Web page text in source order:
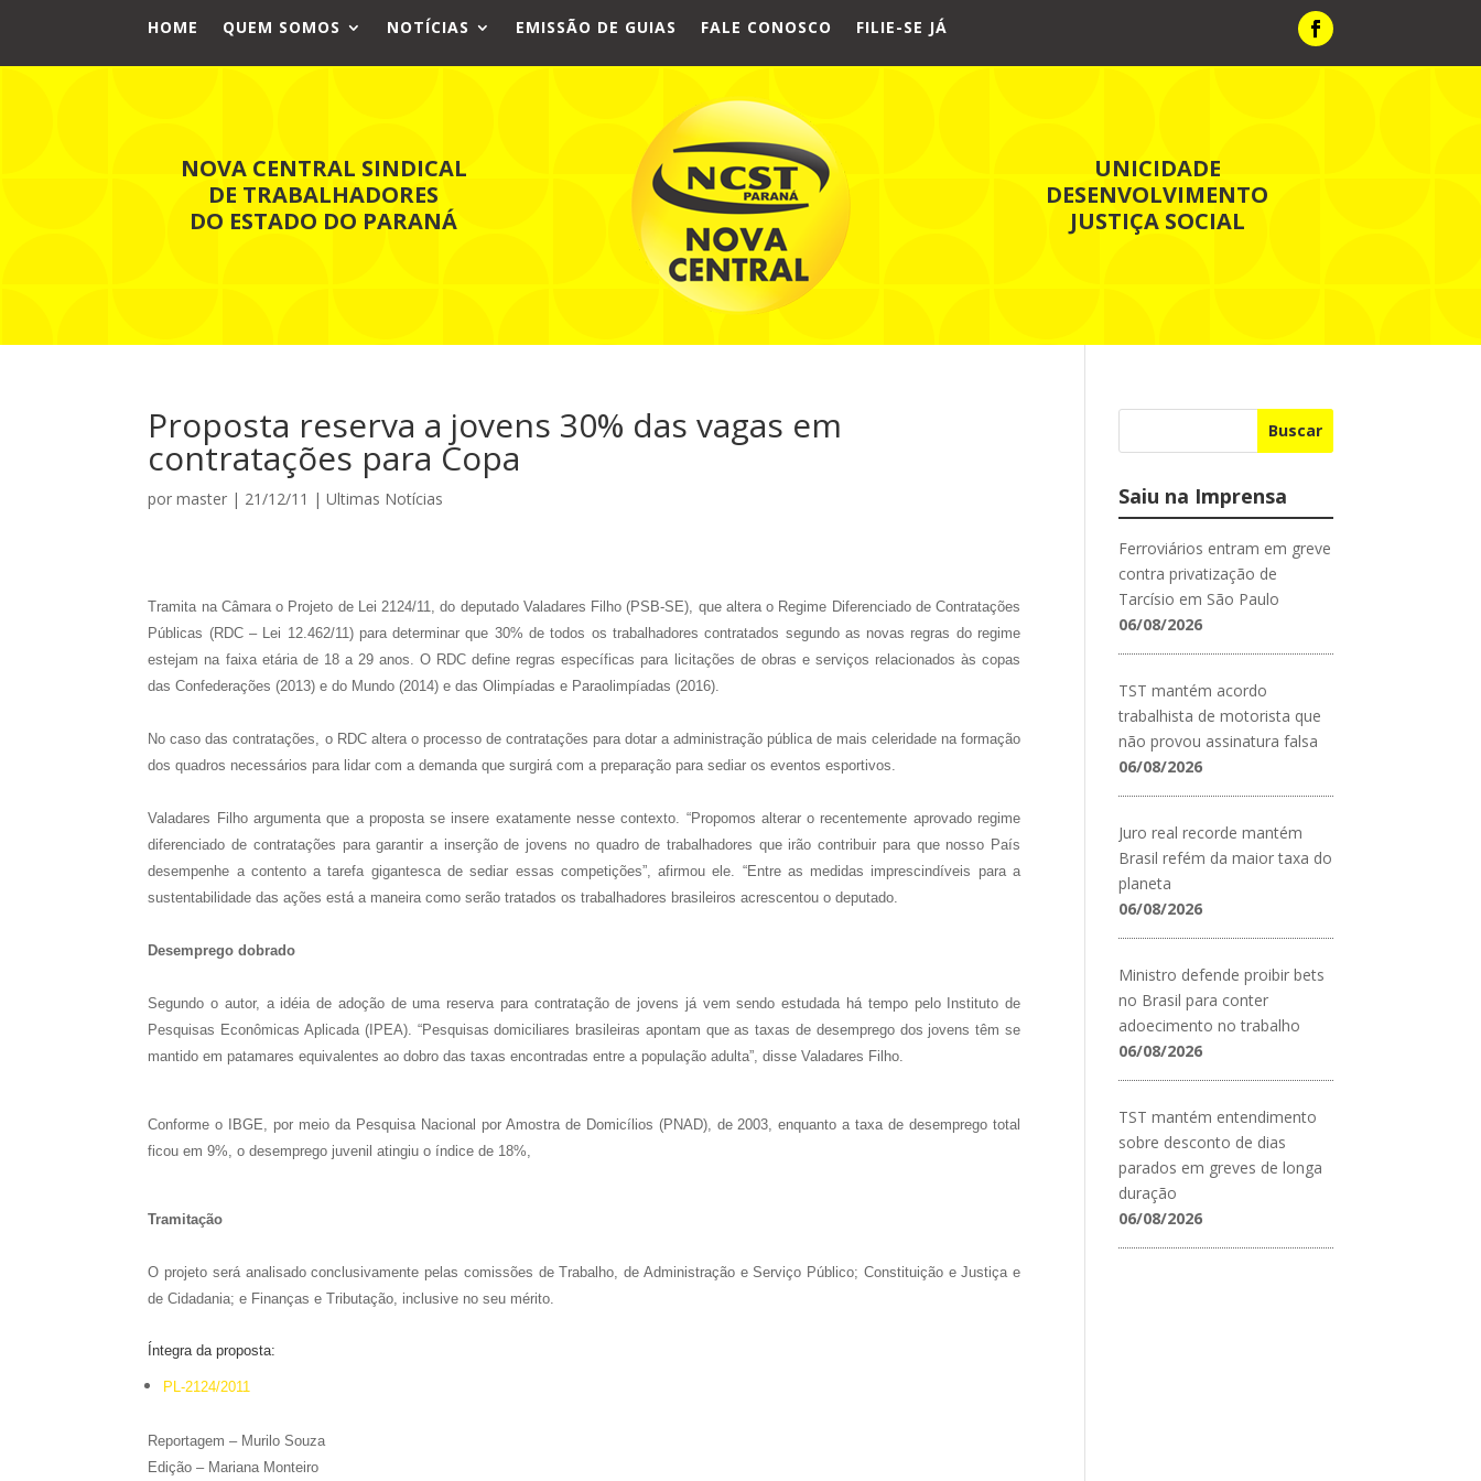
HOME QUEM SOMOS NOTÍCIAS EMISSÃO DE GUIAS FALE CONOSCO FILIE-SE JÁ
NOVA CENTRAL SINDICAL
DE TRABALHADORES
DO ESTADO DO PARANÁ
UNICIDADE
DESENVOLVIMENTO
JUSTIÇA SOCIAL
Proposta reserva a jovens 30% das vagas em
contratações para Copa
pormaster | 21/12/11 |Ultimas Notícias
Tramita na Câmara o Projeto de Lei 2124/11, do deputado Valadares Filho (PSB-SE), que altera o Regime Diferenciado de Contratações
Públicas (RDC – Lei 12.462/11) para determinar que 30% de todos os trabalhadores contratados segundo as novas regras do regime
estejam na faixa etária de 18 a 29 anos. O RDC define regras específicas para licitações de obras e serviços relacionados às copas
das Confederações (2013) e do Mundo (2014) e das Olimpíadas e Paraolimpíadas (2016).
No caso das contratações, o RDC altera o processo de contratações para dotar a administração pública de mais celeridade na formação
dos quadros necessários para lidar com a demanda que surgirá com a preparação para sediar os eventos esportivos.
Valadares Filho argumenta que a proposta se insere exatamente nesse contexto. “Propomos alterar o recentemente aprovado regime
diferenciado de contratações para garantir a inserção de jovens no quadro de trabalhadores que irão contribuir para que nosso País
desempenhe a contento a tarefa gigantesca de sediar essas competições”, afirmou ele. “Entre as medidas imprescindíveis para a
sustentabilidade das ações está a maneira como serão tratados os trabalhadores brasileiros acrescentou o deputado.
Desemprego dobrado
Segundo o autor, a idéia de adoção de uma reserva para contratação de jovens já vem sendo estudada há tempo pelo Instituto de
Pesquisas Econômicas Aplicada (IPEA). “Pesquisas domiciliares brasileiras apontam que as taxas de desemprego dos jovens têm se
mantido em patamares equivalentes ao dobro das taxas encontradas entre a população adulta”, disse Valadares Filho.
Conforme o IBGE, por meio da Pesquisa Nacional por Amostra de Domicílios (PNAD), de 2003, enquanto a taxa de desemprego total
ficou em 9%, o desemprego juvenil atingiu o índice de 18%,
Tramitação
O projeto será analisado conclusivamente pelas comissões de Trabalho, de Administração e Serviço Público; Constituição e Justiça e
de Cidadania; e Finanças e Tributação, inclusive no seu mérito.
Íntegra da proposta:
PL-2124/2011
Reportagem – Murilo Souza
Edição – Mariana Monteiro
Buscar
Saiu na Imprensa
Ferroviários entram em greve
contra privatização de
Tarcísio em São Paulo
06/08/2026
TST mantém acordo
trabalhista de motorista que
não provou assinatura falsa
06/08/2026
Juro real recorde mantém
Brasil refém da maior taxa do
planeta
06/08/2026
Ministro defende proibir bets
no Brasil para conter
adoecimento no trabalho
06/08/2026
TST mantém entendimento
sobre desconto de dias
parados em greves de longa
duração
06/08/2026